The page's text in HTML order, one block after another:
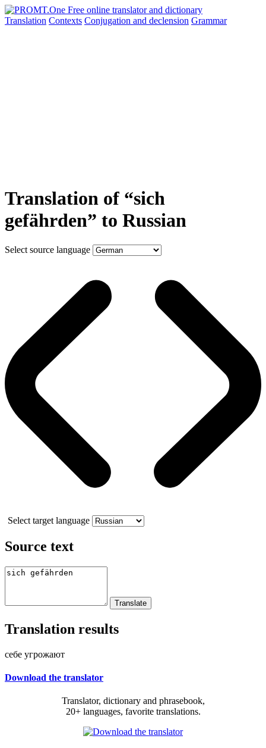
Translation Contexts Conjugation and declension Grammar
Translation of “sich
gefährden” to Russian
Select source language
Select target language
Source text
Translation results
себе угрожают
Download the translator
Translator, dictionary and phrasebook,
20+ languages, favorite translations.